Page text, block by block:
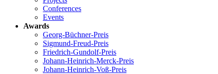
Conferences
Events
Awards
Georg-Büchner-Preis
Sigmund-Freud-Preis
Friedrich-Gundolf-Preis
Johann-Heinrich-Merck-Preis
Johann-Heinrich-Voß-Preis